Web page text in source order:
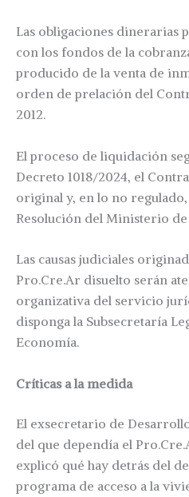
Las obligaciones dinerarias
con los fondos de la
producido de la venta de
orden de prelación del
2012.
El proceso de liquidación
Decreto 1018/2024, el
original y, en lo no
Resolución del Ministerio
Las causas judiciales
Pro.Cre.Ar disuelto serán
organizativa del servicio
disponga la Subsecretaría
Economía.
Críticas a la medida
El exsecretario de
del que dependía el
explicó qué hay detrás del
programa de acceso a la